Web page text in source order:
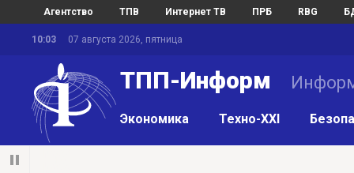
Агентство ТПВ Интернет ТВ ПРБ RBG
10:03 07 августа 2026, пятница
ТПП-Информ
Экономика Техно-XXI